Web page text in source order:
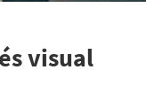
visual